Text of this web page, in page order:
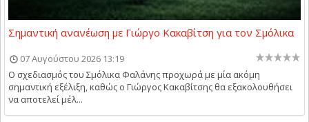
Σημαντική ανανέωση με Γιώργο Κακαβίτση για τον Σμόλικα
07 Αυγούστου 2026 13:19
Ο σχεδιασμός του Σμόλικα Φαλάνης προχωρά με μία ακόμη
σημαντική εξέλιξη, καθώς ο Γιώργος Κακαβίτσης θα εξακολουθήσει
να αποτελεί μέλ...